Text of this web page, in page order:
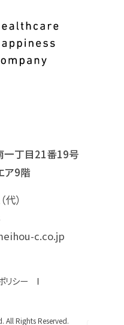
一丁目21番19号
ア9階
代）
c.co.jp
リシー
Rights Reserved.